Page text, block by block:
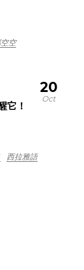
空
20
Oct
它！
西拉雅語